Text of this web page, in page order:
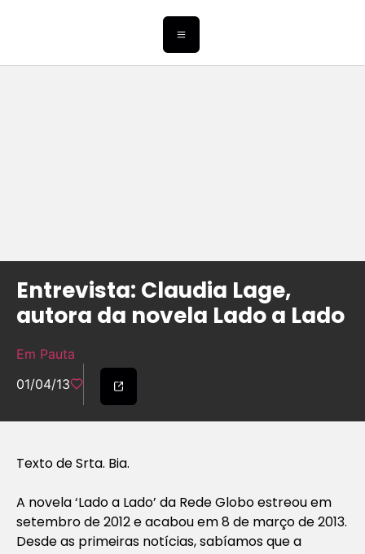
Entrevista: Claudia Lage,
autora da novela Lado a Lado
Em Pauta
01/04/13
Texto de Srta. Bia.
A novela ‘Lado a Lado’ da Rede Globo estreou em
setembro de 2012 e acabou em 8 de março de 2013.
Desde as primeiras notícias, sabíamos que a